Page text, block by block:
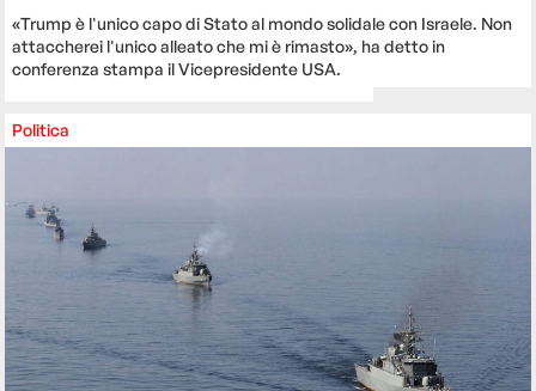
«Trump è l'unico capo di Stato al mondo solidale con Israele. Non
attaccherei l'unico alleato che mi è rimasto», ha detto in
conferenza stampa il Vicepresidente USA.
Politica